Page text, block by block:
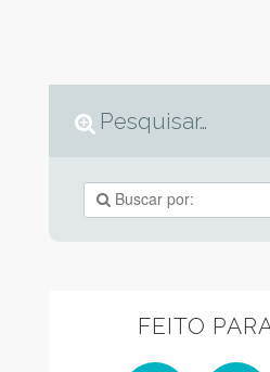
Pesquisar…
FEITO